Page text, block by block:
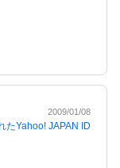
2009/01/08
たYahoo! JAPAN ID